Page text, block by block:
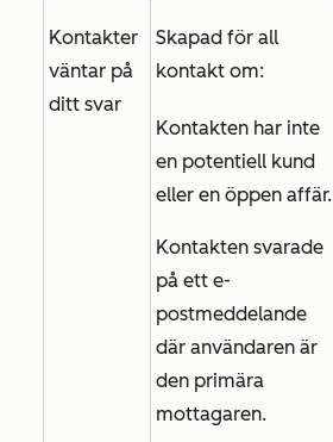
Kontakter
väntar på
ditt svar
Skapad för all
kontakt om:
Kontakten har inte
en potentiell kund
eller en öppen affär.
Kontakten svarade
på ett e-
postmeddelande
där användaren är
den primära
mottagaren.